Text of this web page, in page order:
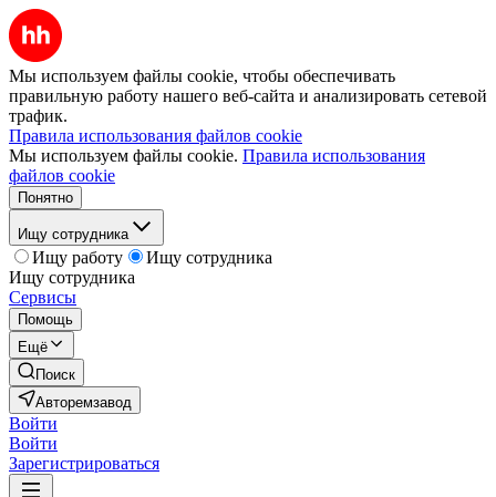
Мы используем файлы cookie, чтобы обеспечивать
правильную работу нашего веб-сайта и анализировать сетевой
трафик.
Правила использования файлов cookie
Мы используем файлы cookie. Правила использования
файлов cookie
Понятно
Ищу сотрудника
Ищу работу
Ищу сотрудника
Ищу сотрудника
Сервисы
Помощь
Ещё
Поиск
Авторемзавод
Войти
Войти
Зарегистрироваться